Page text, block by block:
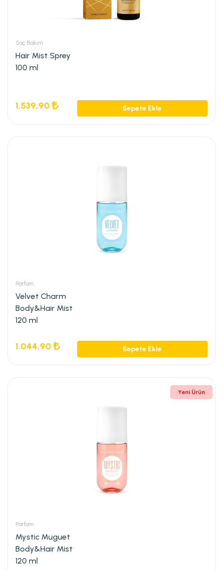
Saç Bakım
Hair Mist Sprey
100 ml
1.539,90 Sepete Ekle
Parfüm
Velvet Charm
Body&Hair Mist
120 ml
1.044,90 Sepete Ekle
Yeni Ürün
Parfüm
Mystic Muguet
Body&Hair Mist
120 ml